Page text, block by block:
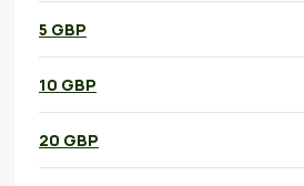
5 GBP
10 GBP
20 GBP